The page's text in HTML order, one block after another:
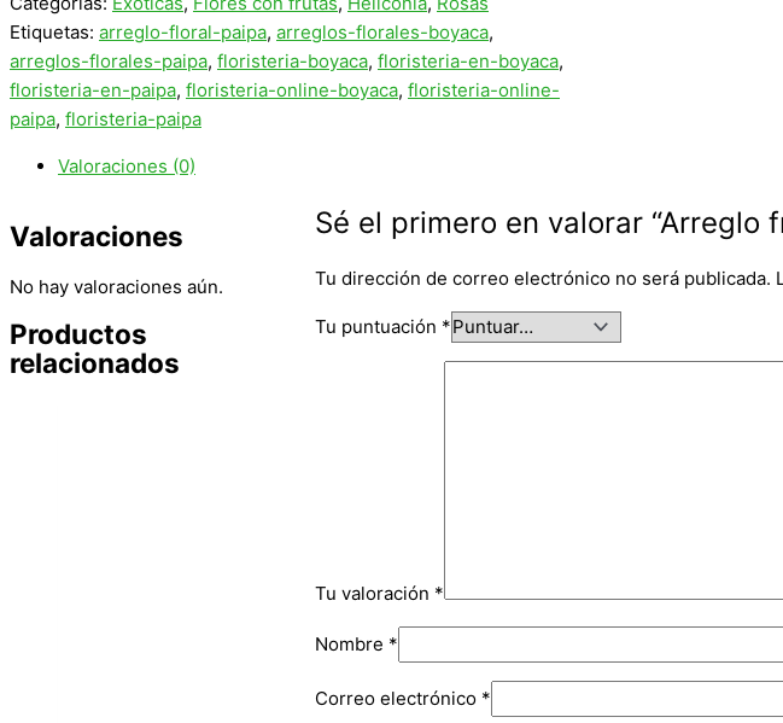
Etiquetas: arreglo-floral-paipa, arreglos-florales-boyaca,
arreglos-florales-paipa, floristeria-boyaca, floristeria-en-boyaca,
floristeria-en-paipa, floristeria-online-boyaca, floristeria-online-
paipa, floristeria-paipa
Valoraciones (0)
Valoraciones
No hay valoraciones aún.
Sé el primero en valorar “Arreglo
Tu dirección de correo electrónico no será publicada.
Tu puntuación *
Tu valoración *
Nombre *
Correo electrónico *
Productos
relacionados